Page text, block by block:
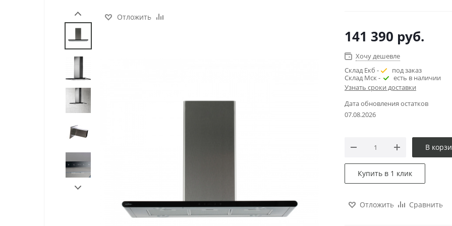
Отложить
141 390 руб.
Хочу дешевле
Склад Екб -
под заказ
Склад Мск -
есть в наличии
Узнать сроки доставки
Дата обновления остатков
07.08.2026
В
Купить в 1 клик
Отложить Сравнить